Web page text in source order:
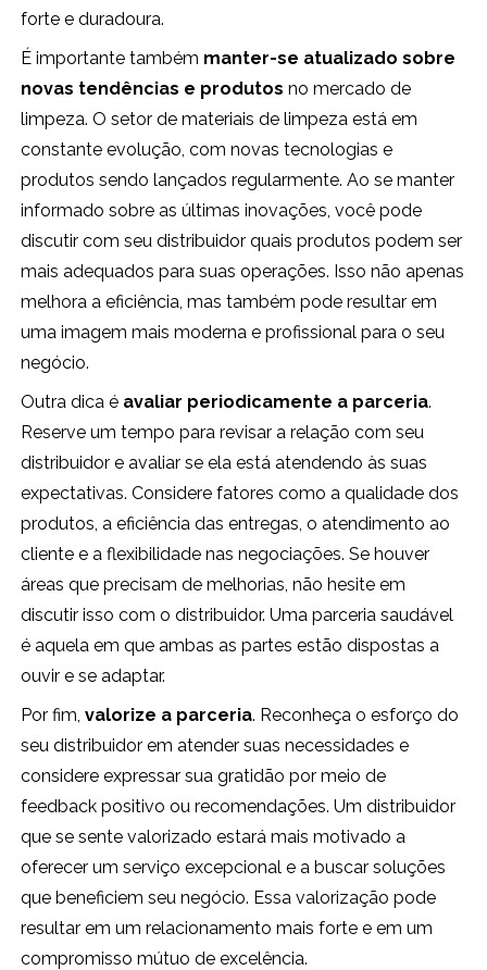
forte e duradoura.
É importante também manter-se atualizado sobre
novas tendências e produtos no mercado de
limpeza. O setor de materiais de limpeza está em
constante evolução, com novas tecnologias e
produtos sendo lançados regularmente. Ao se manter
informado sobre as últimas inovações, você pode
discutir com seu distribuidor quais produtos podem ser
mais adequados para suas operações. Isso não apenas
melhora a eficiência, mas também pode resultar em
uma imagem mais moderna e profissional para o seu
negócio.
Outra dica é avaliar periodicamente a parceria.
Reserve um tempo para revisar a relação com seu
distribuidor e avaliar se ela está atendendo às suas
expectativas. Considere fatores como a qualidade dos
produtos, a eficiência das entregas, o atendimento ao
cliente e a flexibilidade nas negociações. Se houver
áreas que precisam de melhorias, não hesite em
discutir isso com o distribuidor. Uma parceria saudável
é aquela em que ambas as partes estão dispostas a
ouvir e se adaptar.
Por fim,valorize a parceria. Reconheça o esforço do
seu distribuidor em atender suas necessidades e
considere expressar sua gratidão por meio de
feedback positivo ou recomendações. Um distribuidor
que se sente valorizado estará mais motivado a
oferecer um serviço excepcional e a buscar soluções
que beneficiem seu negócio. Essa valorização pode
resultar em um relacionamento mais forte e em um
compromisso mútuo de excelência.